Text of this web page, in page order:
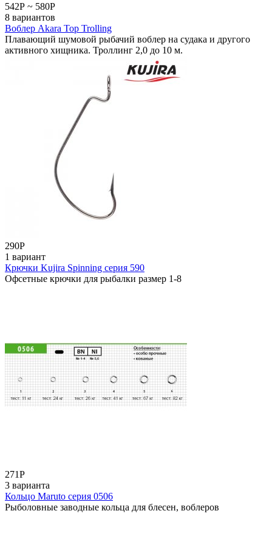
542Р ~ 580Р
8 вариантов
Воблер Akara Top Trolling
Плавающий шумовой рыбачий воблер на судака и другого
активного хищника. Троллинг 2,0 до 10 м.
290Р
1 вариант
Крючки Kujira Spinning серия 590
Офсетные крючки для рыбалки размер 1-8
271Р
3 варианта
Кольцо Maruto серия 0506
Рыболовные заводные кольца для блесен, воблеров